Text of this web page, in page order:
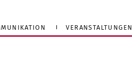
VERANSTALTUNGEN